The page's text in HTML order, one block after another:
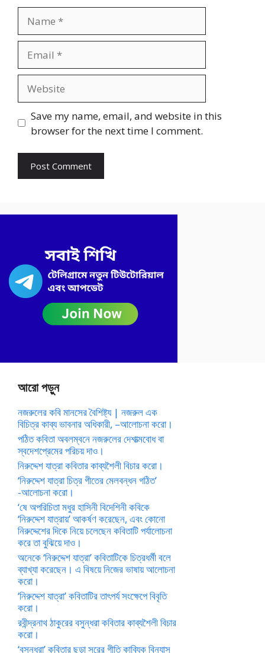
Save my name, email, and website in this
browser for the next time I comment.
আরো পড়ুন
নজরুলের কবি মানসের বৈশিষ্ট্য | নজরুল এক
বিচিত্র কাব্য ভাবনার অধিকারী, –আলোচনা করো।
পঠিত কবিতা অবলম্বনে নজরুলের দেশাত্মবোধ বা
স্বদেশপ্রেমের পরিচয় দাও।
নিরুদ্দেশ যাত্রা কবিতার কাব্যশৈলী বিচার করো।
‘নিরুদ্দেশ যাত্রা চিত্র গীতের মেলবন্ধন গঠিত’
-আলোচনা করো।
‘ষে অপরিচিতা মধুর হাসিনী বিদেশিনী কবিকে
‘নিরুদ্দেশ যাত্রায়’ আকর্ষণ করেছেন, এবং কোনো
নিরুদ্দেশের দিকে নিয়ে চলেছেন কবিতাটি পর্যালোচনা
করে তা বুঝিয়ে দাও।
অনেকে ‘নিরুদ্দেশ যাত্রা’ কবিতাটিকে চিত্রধর্মী বলে
ব্যাখ্যা করেছেন। এ বিষয়ে নিজের ভাষায় আলোচনা
করো।
‘নিরুদ্দেশ যাত্রা’ কবিতাটির তাৎপর্য সংক্ষেপে বিবৃতি
করো।
রবীন্দ্রনাথ ঠাকুরের বসুন্ধরা কবিতার কাব্যশৈলী বিচার
করো।
‘বসুন্ধরা’ কবিতার ছড়া সুরের গীতি কাব্যিক বিন্যাস